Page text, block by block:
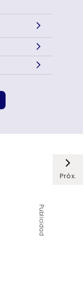
Próx.
Publicidad